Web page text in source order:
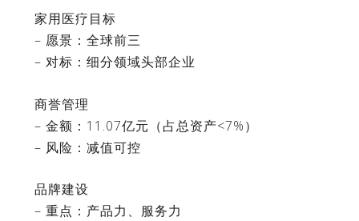
家用医疗目标
– 愿景：全球前三
– 对标：细分领域头部企业
商誉管理
– 金额：11.07亿元（占总资产<7%）
– 风险：减值可控
品牌建设
– 重点：产品力、服务力